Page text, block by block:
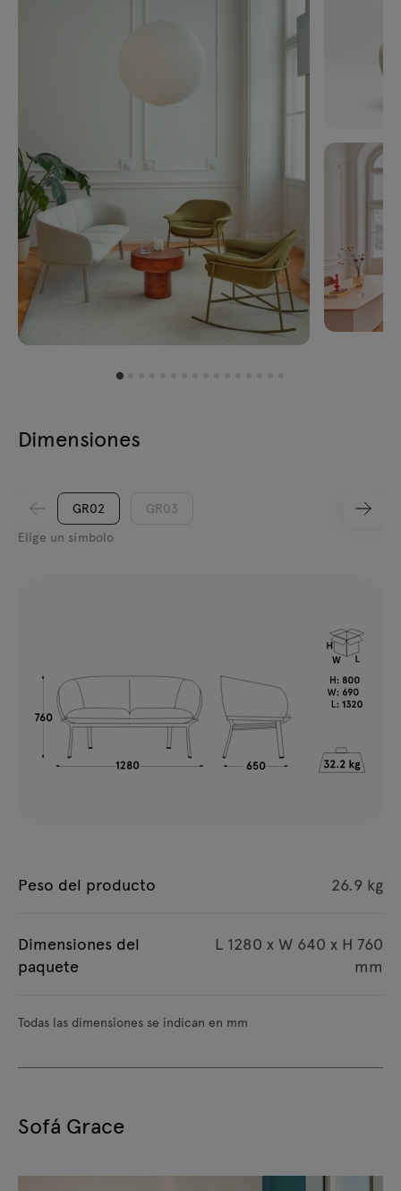
Dimensiones
GR02
GR03
Elige un símbolo
Peso del producto 26.9 kg
Dimensiones del
paquete
L 1280 x W 640 x H 760
mm
Todas las dimensiones se indican en mm
Sofá Grace